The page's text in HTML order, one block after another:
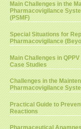
Main Challenges in the
Pharmacovigilance
(PSMF)
Special Situations for
Pharmacovigilance
Main Challenges in
Case Studies
Challenges in the
Pharmacovigilance
Practical Guide to
Reactions